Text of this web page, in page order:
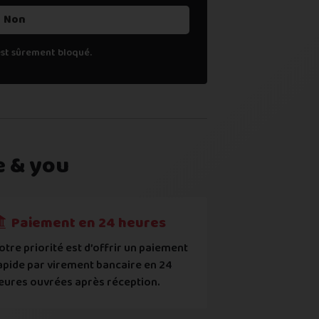
Non
sûrement bloqué.
(
voir comment
ou contrefaits
& you
Paiement en 24 heures
priorité est d’offrir un paiement
par virement bancaire en 24
ouvrées après réception.